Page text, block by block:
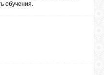
обучения.